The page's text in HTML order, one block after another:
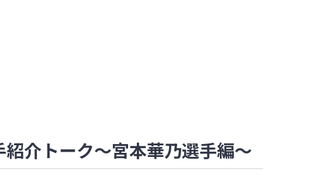
介トーク～宮本華乃選手編～